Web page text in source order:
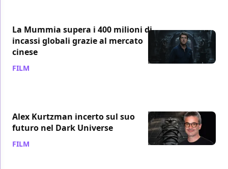
La Mummia supera i 400 milioni di
incassi globali grazie al mercato
cinese
FILM
Alex Kurtzman incerto sul suo
futuro nel Dark Universe
FILM